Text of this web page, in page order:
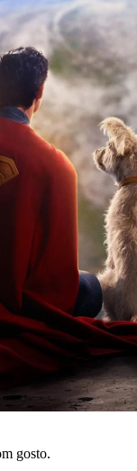
gosto.